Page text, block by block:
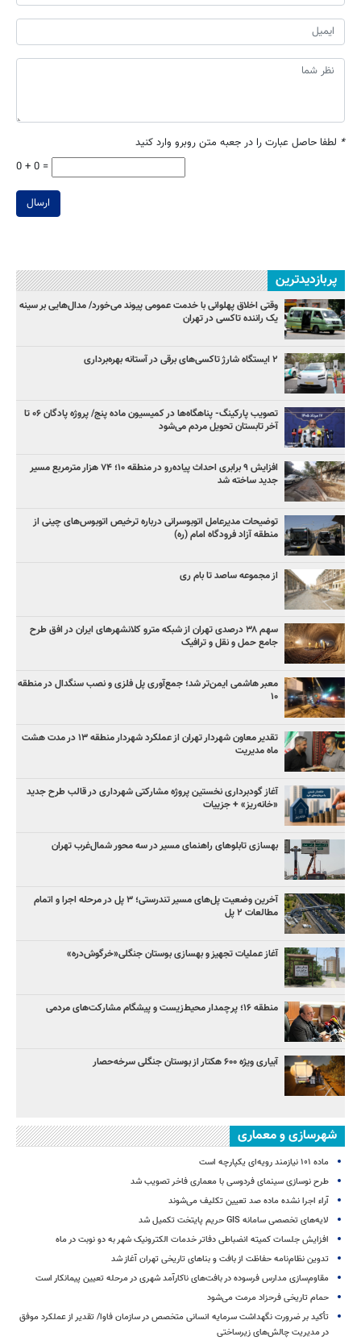
* لطفا حاصل عبارت را در جعبه متن روبرو وارد کنید
0 + 0 =
ارسال
پربازدیدترین
وقتی اخلاق پهلوانی با خدمت عمومی پیوند می‌خورد/ مدال‌هایی بر سینه
یک راننده تاکسی در تهران
۲ ایستگاه شارژ تاکسی‌های برقی در آستانه بهره‌برداری
تصویب پارکینگ- پناهگاه‌ها در کمیسیون ماده پنج/ پروژه پادگان ۰۶ تا
آخر تابستان تحویل مردم می‌شود
افزایش ۹ برابری احداث پیاده‌رو در منطقه ۱۰؛ ۷۴ هزار مترمربع مسیر
جدید ساخته شد
توضیحات مدیرعامل اتوبوسرانی درباره ترخیص اتوبوس‌های چینی از
منطقه آزاد فرودگاه امام (ره)
از مجموعه ساصد تا بام ری
سهم ۳۸ درصدی تهران از شبکه مترو کلانشهرهای ایران در افق طرح
جامع حمل و نقل و ترافیک
معبر هاشمی ایمن‌تر شد؛ جمع‌آوری پل فلزی و نصب سنگدال در منطقه
۱۰
تقدیر معاون شهردار تهران از عملکرد شهردار منطقه ۱۳ در مدت هشت
ماه مدیریت
آغاز گودبرداری نخستین پروژه مشارکتی شهرداری در قالب طرح جدید
«خانه‌ریز» + جزییات
بهسازی تابلوهای راهنمای مسیر در سه محور شمال‌غرب تهران
آخرین وضعیت پل‌های مسیر تندرستی؛ ۳ پل در مرحله اجرا و اتمام
مطالعات ۲ پل
آغاز عملیات تجهیز و بهسازی بوستان جنگلی«خرگوش‌دره»
منطقه ۱۶؛ پرچمدار محیط‌زیست و پیشگام مشارکت‌های مردمی
آبیاری ویژه ۶۰۰ هکتار از بوستان جنگلی سرخه‌حصار
شهرسازی و معماری
ماده ۱۰۱ نیازمند رویه‌ای یکپارچه است
طرح نوسازی سینمای فردوسی با معماری فاخر تصویب شد
آراء اجرا نشده ماده صد تعیین تکلیف می‌شوند
لایه‌های تخصصی سامانه GIS حریم پایتخت تکمیل شد
افزایش جلسات کمیته انضباطی دفاتر خدمات الکترونیک شهر به دو نوبت در ماه
تدوین نظام‌نامه حفاظت از بافت و بناهای تاریخی تهران آغاز شد
مقاوم‌سازی مدارس فرسوده در بافت‌های ناکارآمد شهری در مرحله تعیین پیمانکار است
حمام تاریخی فرحزاد مرمت می‌شود
تأکید بر ضرورت نگهداشت سرمایه انسانی متخصص در سازمان فاوا/ تقدیر از عملکرد موفق
در مدیریت چالش‌های زیرساختی